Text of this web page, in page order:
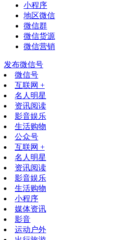
小程序
地区微信
微信群
微信货源
微信营销
发布微信号
微信号
互联网 +
名人明星
资讯阅读
影音娱乐
生活购物
公众号
互联网 +
名人明星
资讯阅读
影音娱乐
生活购物
小程序
媒体资讯
影音
运动户外